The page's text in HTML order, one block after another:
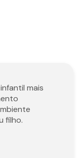
mais
filho.